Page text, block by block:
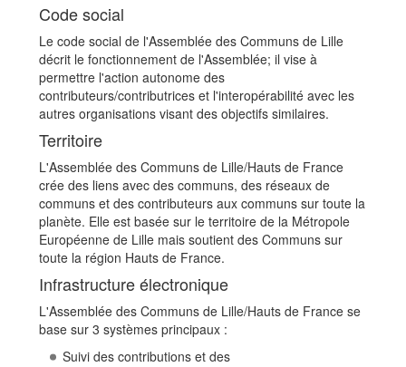
Code social
Le code social de l'Assemblée des Communs de Lille
décrit le fonctionnement de l'Assemblée; il vise à
permettre l'action autonome des
contributeurs/contributrices et l'interopérabilité avec les
autres organisations visant des objectifs similaires.
Territoire
L'Assemblée des Communs de Lille/Hauts de France
crée des liens avec des communs, des réseaux de
communs et des contributeurs aux communs sur toute la
planète. Elle est basée sur le territoire de la Métropole
Européenne de Lille mais soutient des Communs sur
toute la région Hauts de France.
Infrastructure électronique
L'Assemblée des Communs de Lille/Hauts de France se
base sur 3 systèmes principaux :
Suivi des contributions et des